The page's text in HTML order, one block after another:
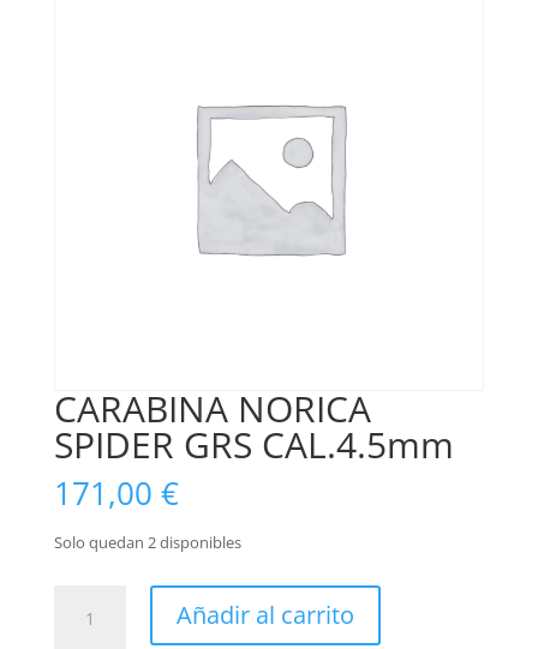
CARABINA NORICA
SPIDER GRS CAL.4.5mm
171,00 €
Solo quedan 2 disponibles
NORICA
Añadir al carrito